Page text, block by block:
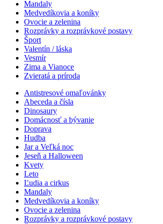
Mandaly
Medvedíkovia a koníky
Ovocie a zelenina
Rozprávky a rozprávkové postavy
Šport
Valentín / láska
Vesmír
Zima a Vianoce
Zvieratá a príroda
Antistresové omaľovánky
Abeceda a čísla
Dinosaury
Domácnosť a bývanie
Doprava
Hudba
Jar a Veľká noc
Jeseň a Halloween
Kvety
Leto
Ľudia a cirkus
Mandaly
Medvedíkovia a koníky
Ovocie a zelenina
Rozprávky a rozprávkové postavy